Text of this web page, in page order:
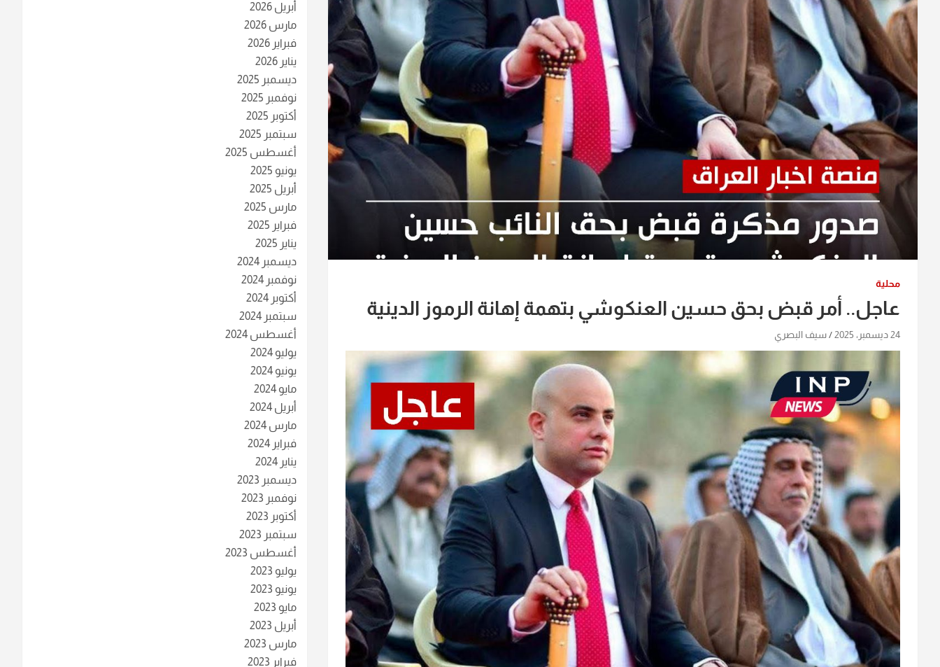
محلية
عاجل.. أمر قبض بحق حسين العنكوشي بتهمة إهانة الرموز الدينية
24 ديسمبر، 2025 سيف البصري
أبريل 2026
مارس 2026
فبراير 2026
يناير 2026
ديسمبر 2025
نوفمبر 2025
أكتوبر 2025
سبتمبر 2025
أغسطس 2025
يونيو 2025
أبريل 2025
مارس 2025
فبراير 2025
يناير 2025
ديسمبر 2024
نوفمبر 2024
أكتوبر 2024
سبتمبر 2024
أغسطس 2024
يوليو 2024
يونيو 2024
مايو 2024
أبريل 2024
مارس 2024
فبراير 2024
يناير 2024
ديسمبر 2023
نوفمبر 2023
أكتوبر 2023
سبتمبر 2023
أغسطس 2023
يوليو 2023
يونيو 2023
مايو 2023
أبريل 2023
مارس 2023
فبراير 2023